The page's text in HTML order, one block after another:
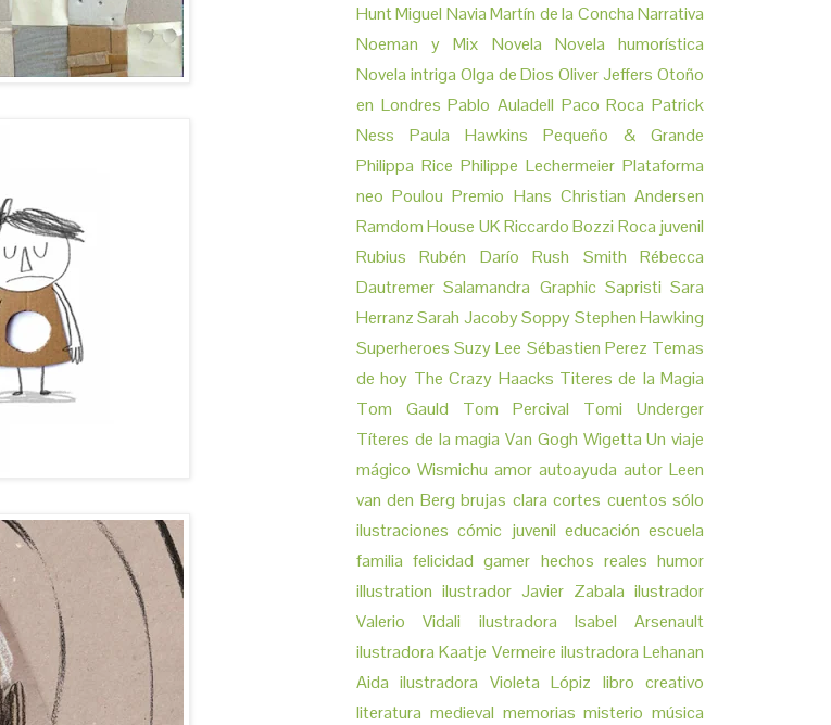
HuntMiguel Navia Martín de la ConchaNarrativa
Noeman y Mix
Novela
Novela humorística
Novela intriga Olga de Dios Oliver Jeffers Otoño
en Londres Pablo Auladell Paco Roca Patrick
Ness
Paula Hawkins
Pequeño & Grande
Philippa Rice Philippe Lechermeier Plataforma
neo Poulou Premio Hans Christian Andersen
Ramdom House UKRiccardo Bozzi Roca juvenil
Rubius
Rubén Darío Rush Smith
Rébecca
Dautremer Salamandra Graphic Sapristi Sara
Herranz Sarah JacobySoppyStephen Hawking
Superheroes Suzy Lee Sébastien Perez Temas
de hoy The Crazy Haacks Titeres de la Magia
Tom Gauld
Tom Percival
Tomi Underger
Títeres de la magia Van Gogh Wigetta Un viaje
mágico Wismichu amor autoayuda autor Leen
van den Berg brujas clara cortes cuentos sólo
ilustraciones cómic juvenil educación escuela
familia felicidad gamer hechos reales humor
illustration ilustrador Javier Zabala ilustrador
Valerio Vidali
ilustradora Isabel Arsenault
ilustradora Kaatje Vermeire ilustradora Lehanan
Aida ilustradora Violeta Lópiz libro creativo
literatura medieval memorias misterio música